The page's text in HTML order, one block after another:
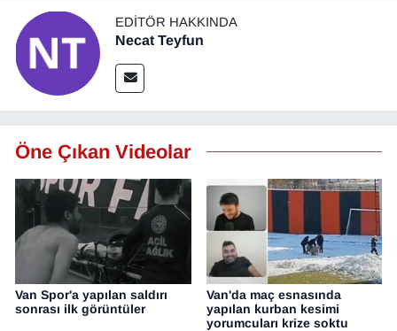
EDITÖR HAKKINDA
Necat Teyfun
Öne Çıkan Videolar
Van Spor'a yapılan saldırı
sonrası ilk görüntüler
Van'da maç esnasında
yapılan kurban kesimi
yorumcuları krize soktu
Kim Kimdir?
Kültür & Sanat
KURDÎ
MAGAZİN
MEDYA
ONE EKONOMİ
POLİTİKA